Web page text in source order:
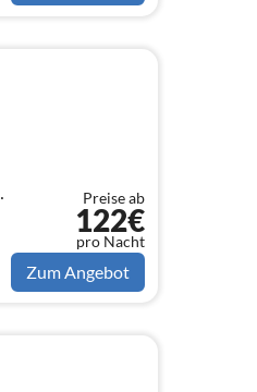
Preise ab
122€
pro Nacht
Zum Angebot